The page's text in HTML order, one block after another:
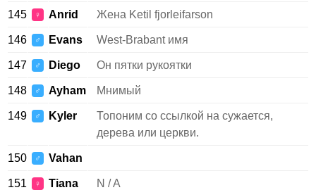
145 ♀ Anrid Жена Ketil fjorleifarson
146 ♂ Evans West-Brabant имя
147 ♂ Diego Он пятки рукоятки
148 ♂ Ayham Мнимый
149 ♂ Kyler
Топоним со ссылкой на сужается,
дерева или церкви.
150 ♂ Vahan
151 ♀ Tiana N / A